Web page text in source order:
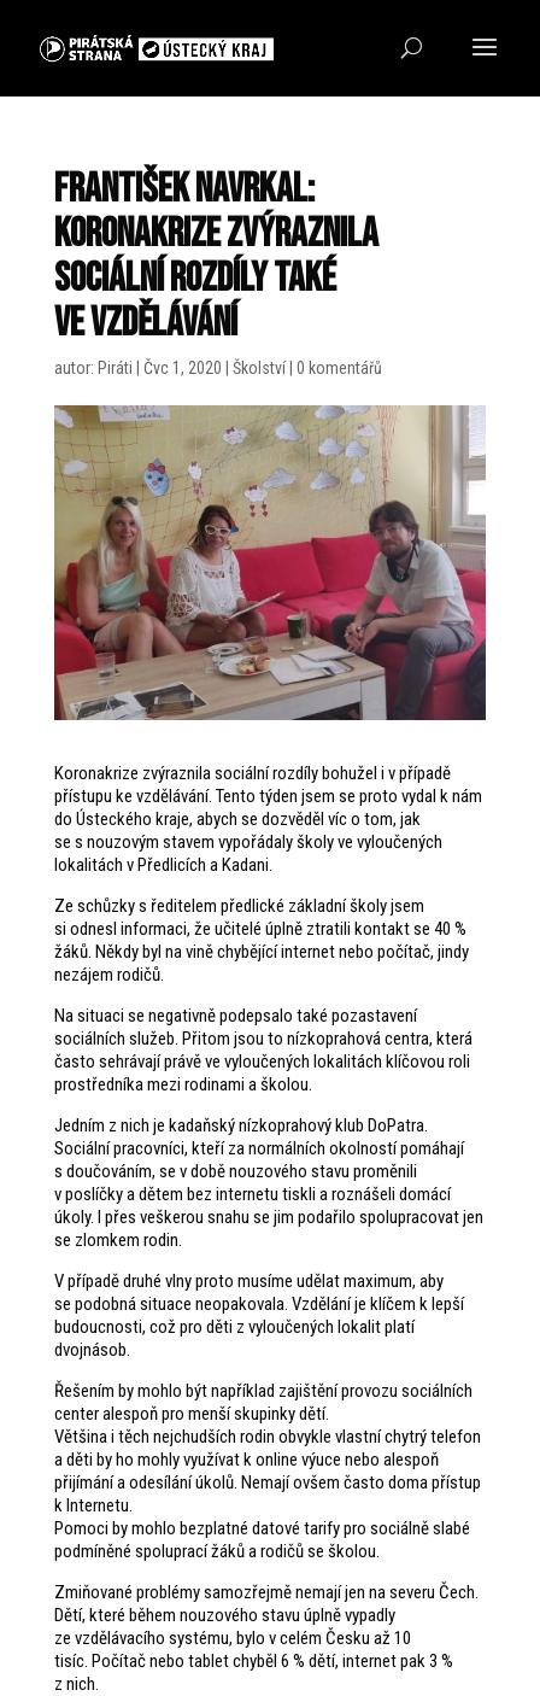
František Navrkal:
Koronakrize zvýraznila
sociální rozdíly také
ve vzdělávání
autor: Piráti Čvc 1, 2020 Školství| 0 komentářů
Koronakrize zvýraznila sociální rozdíly bohužel i v případě
přístupu ke vzdělávání. Tento týden jsem se proto vydal k nám
do Ústeckého kraje, abych se dozvěděl víc o tom, jak
se s nouzovým stavem vypořádaly školy ve vyloučených
lokalitách v Předlicích a Kadani.
Ze schůzky s ředitelem předlické základní školy jsem
si odnesl informaci, že učitelé úplně ztratili kontakt se 40 %
žáků. Někdy byl na vině chybějící internet nebo počítač, jindy
nezájem rodičů.
Na situaci se negativně podepsalo také pozastavení
sociálních služeb. Přitom jsou to nízkoprahová centra, která
často sehrávají právě ve vyloučených lokalitách klíčovou roli
prostředníka mezi rodinami a školou.
Jedním z nich je kadaňský nízkoprahový klub DoPatra.
Sociální pracovníci, kteří za normálních okolností pomáhají
s doučováním, se v době nouzového stavu proměnili
v poslíčky a dětem bez internetu tiskli a roznášeli domácí
úkoly. I přes veškerou snahu se jim podařilo spolupracovat jen
se zlomkem rodin.
V případě druhé vlny proto musíme udělat maximum, aby
se podobná situace neopakovala. Vzdělání je klíčem k lepší
budoucnosti, což pro děti z vyloučených lokalit platí
dvojnásob.
Řešením by mohlo být například zajištění provozu sociálních
center alespoň pro menší skupinky dětí.
Většina i těch nejchudších rodin obvykle vlastní chytrý telefon
a děti by ho mohly využívat k online výuce nebo alespoň
přijímání a odesílání úkolů. Nemají ovšem často doma přístup
k Internetu.
Pomoci by mohlo bezplatné datové tarify pro sociálně slabé
podmíněné spoluprací žáků a rodičů se školou.
Zmiňované problémy samozřejmě nemají jen na severu Čech.
Dětí, které během nouzového stavu úplně vypadly
ze vzdělávacího systému, bylo v celém Česku až 10
tisíc. Počítač nebo tablet chyběl 6 % dětí, internet pak 3 %
z nich.